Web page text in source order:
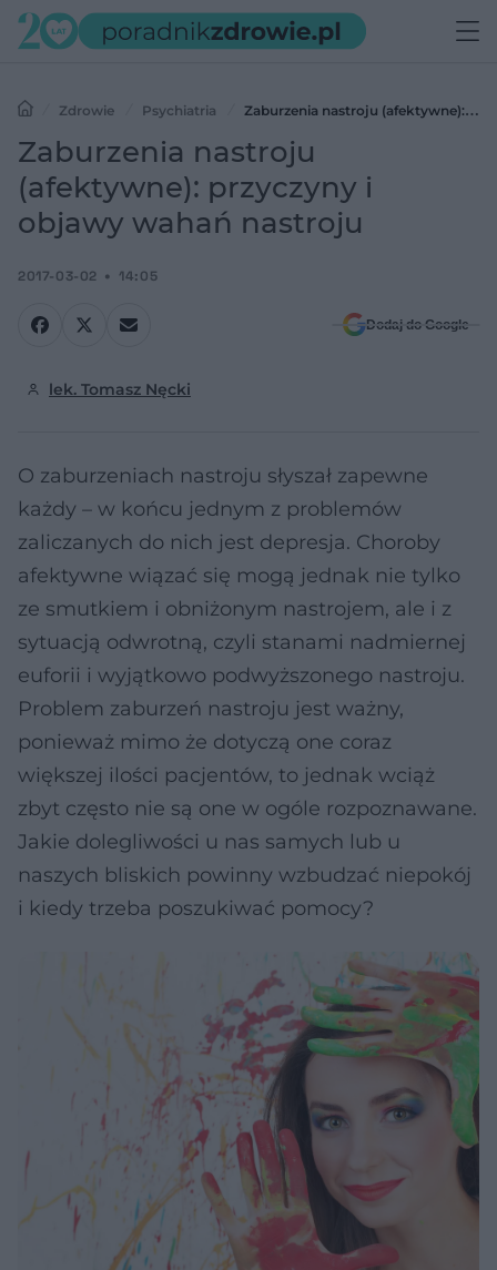
Zdrowie Psychiatria
Zaburzenia nastroju (afektywne):
przyczyny i objawy wahań nastroju
Zaburzenia nastroju
(afektywne): przyczyny i
objawy wahań nastroju
2017-03-02 14:05
Dodaj do Google
lek. Tomasz Nęcki
O zaburzeniach nastroju słyszał zapewne
każdy – w końcu jednym z problemów
zaliczanych do nich jest depresja. Choroby
afektywne wiązać się mogą jednak nie tylko
ze smutkiem i obniżonym nastrojem, ale i z
sytuacją odwrotną, czyli stanami nadmiernej
euforii i wyjątkowo podwyższonego nastroju.
Problem zaburzeń nastroju jest ważny,
ponieważ mimo że dotyczą one coraz
większej ilości pacjentów, to jednak wciąż
zbyt często nie są one w ogóle rozpoznawane.
Jakie dolegliwości u nas samych lub u
naszych bliskich powinny wzbudzać niepokój
i kiedy trzeba poszukiwać pomocy?